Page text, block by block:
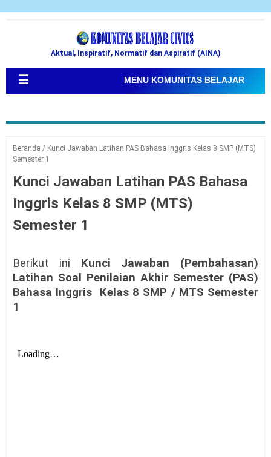
Aktual, Inspiratif, Normatif dan Aspiratif (AINA)
☰ MENU KOMUNITAS BELAJAR
Beranda / Kunci Jawaban Latihan PAS Bahasa Inggris Kelas 8 SMP (MTS)
Semester 1
Kunci Jawaban Latihan PAS Bahasa
Inggris Kelas 8 SMP (MTS)
Semester 1
Berikut ini Kunci Jawaban (Pembahasan)
Latihan Soal Penilaian Akhir Semester (PAS)
Bahasa Inggris
Kelas 8 SMP / MTS Semester
1